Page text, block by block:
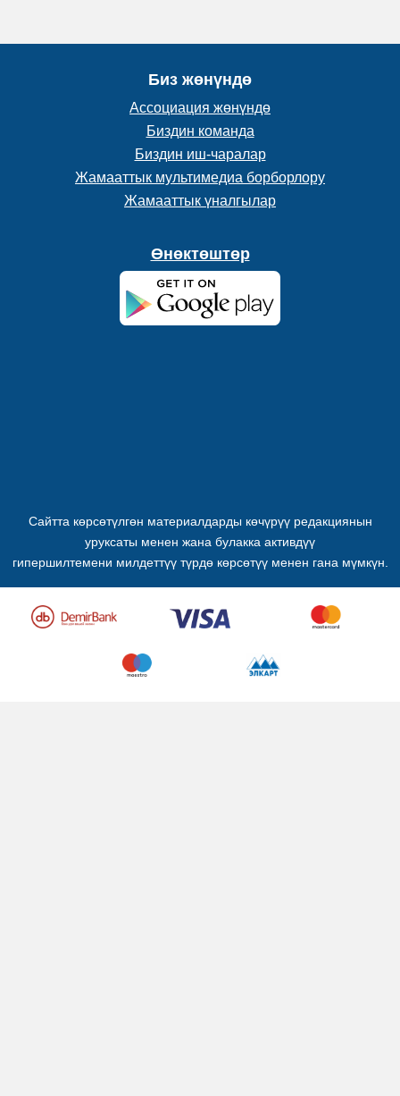
Биз жөнүндө
Ассоциация жөнүндө
Биздин команда
Биздин иш-чаралар
Жамааттык мультимедиа борборлору
Жамааттык үналгылар
Өнөктөштөр
Сайтта көрсөтүлгөн материалдарды көчүрүү редакциянын
уруксаты менен жана булакка активдүү
гипершилтемени милдеттүү түрдө көрсөтүү менен гана мүмкүн.